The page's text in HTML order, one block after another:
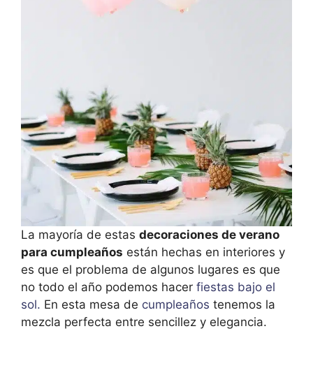
La mayoría de estas decoraciones de verano
para cumpleaños están hechas en interiores y
es que el problema de algunos lugares es que
no todo el año podemos hacer fiestas bajo el
sol. En esta mesa de cumpleaños tenemos la
mezcla perfecta entre sencillez y elegancia.